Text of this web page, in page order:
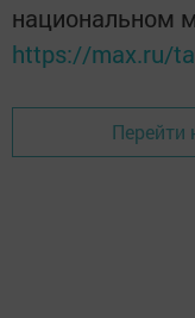
национальном
https://max.ru/
Перейти